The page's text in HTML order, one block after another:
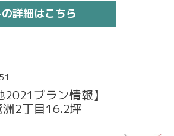
詳細はこちら
2021プラン情報】
2丁目16.2坪